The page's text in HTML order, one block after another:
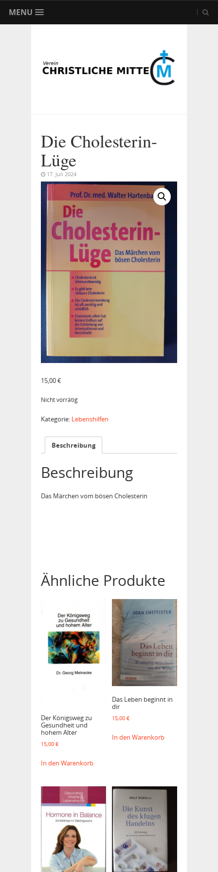
MENU
Die Cholesterin-
Lüge
17. Juli 2024
15,00€
Nicht vorrätig
Kategorie: Lebenshilfen
Beschreibung
Beschreibung
Das Märchen vom bösen Cholesterin
Ähnliche Produkte
Der Königsweg zu
Gesundheit und
hohem Alter
15,00 €
In den Warenkorb
Das Leben beginnt in
dir
15,00 €
In den Warenkorb